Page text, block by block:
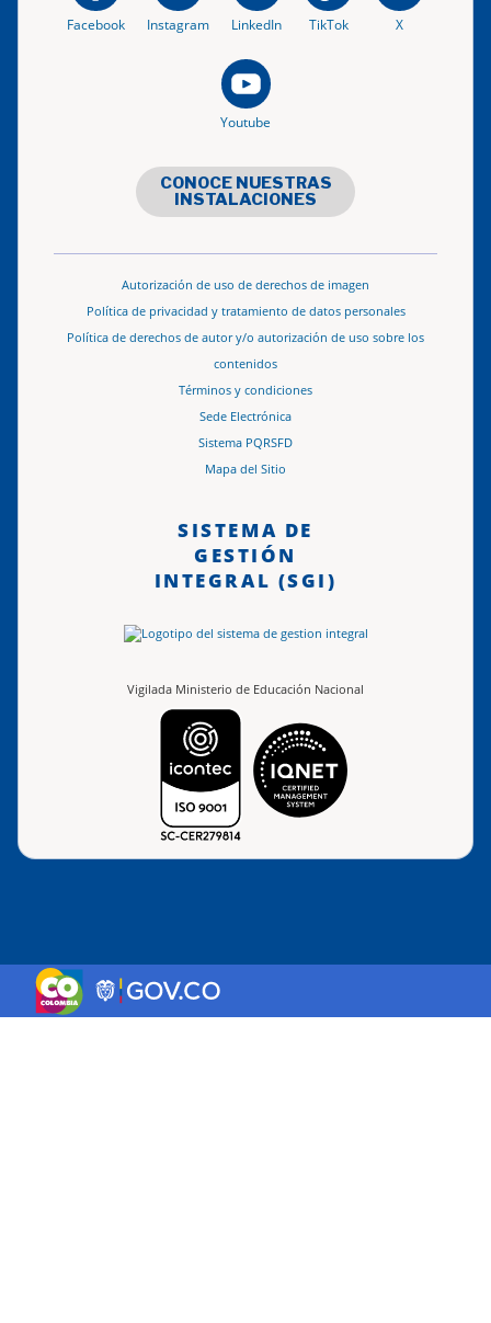
Facebook Instagram LinkedIn TikTok X
Youtube
CONOCE NUESTRAS
INSTALACIONES
Autorización de uso de derechos de imagen
Política de privacidad y tratamiento de datos personales
Política de derechos de autor y/o autorización de uso sobre los
contenidos
Términos y condiciones
Sede Electrónica
Sistema PQRSFD
Mapa del Sitio
SISTEMA DE
GESTIÓN
INTEGRAL (SGI)
Vigilada Ministerio de Educación Nacional